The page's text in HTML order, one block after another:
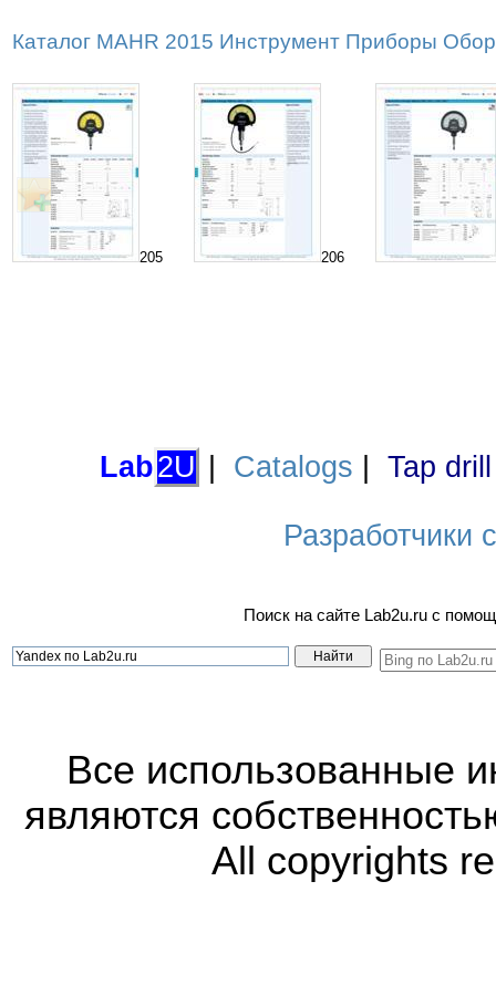
Каталог MAHR 2015 Инструмент Приборы
205 206
Lab2U Catalogs Tap
Разработчики
Поиск на сайте Lab2u.ru с
Все использованные
являются
All copyrights